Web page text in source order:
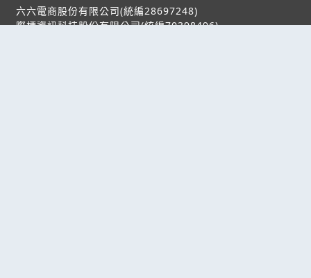
六六電商股份有限公司(統編28697248)
際標資訊科技股份有限公司(統編70398496)